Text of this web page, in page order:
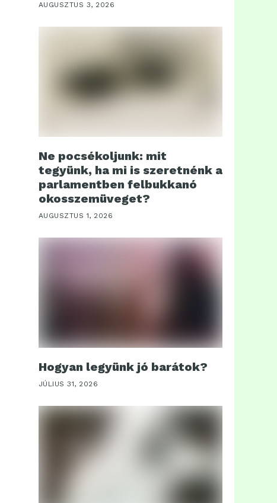
AUGUSZTUS 3, 2026
Ne pocsékoljunk: mit
tegyünk, ha mi is szeretnénk a
parlamentben felbukkanó
okosszemüveget?
AUGUSZTUS 1, 2026
Hogyan legyünk jó barátok?
JÚLIUS 31, 2026